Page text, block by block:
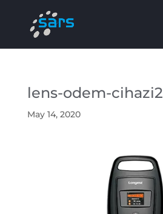
lens-odem-cihazi2
May 14, 2020